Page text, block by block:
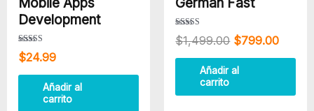
Development
Valorado
con
de 5
$24.99
Añadir al
carrito
Valorado
con
4.00
de 5
$1,499.00 $799.00
Añadir al
carrito